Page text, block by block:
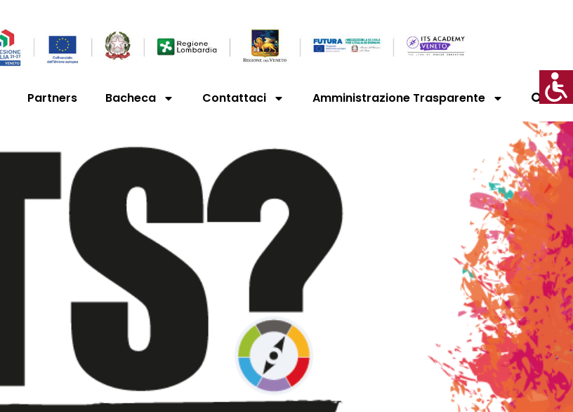
Partners Bacheca Contattaci Amministrazione Trasparente